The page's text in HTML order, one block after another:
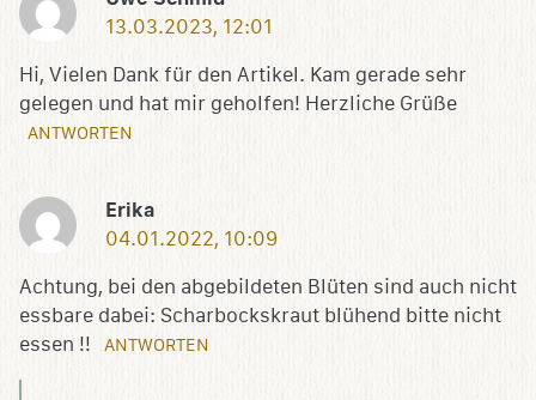
13.03.2023, 12:01
Hi, Vielen Dank für den Artikel. Kam gerade sehr
gelegen und hat mir geholfen! Herzliche Grüße
ANTWORTEN
Erika
04.01.2022, 10:09
Achtung, bei den abgebildeten Blüten sind auch nicht
essbare dabei: Scharbockskraut blühend bitte nicht
essen !!
ANTWORTEN